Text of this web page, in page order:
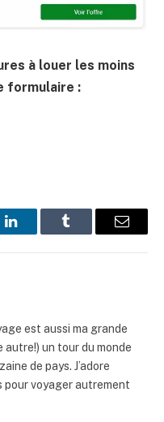
à louer les moins
formulaire :
LinkedInTumblr Email
est aussi ma grande
autre!) un tour du monde
de pays. J’adore
pour voyager autrement